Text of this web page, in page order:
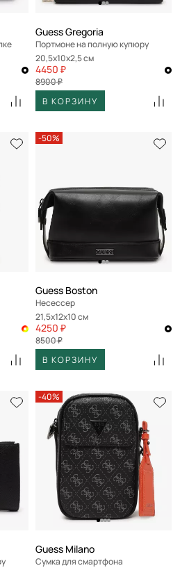
Guess Gregoria
Портмоне на полную купюру
20,5x10x2,5 см
4450 ₽
8900 ₽
В КОРЗИНУ
-50%
Guess Boston
Несессер
21,5x12x10 см
4250 ₽
8500 ₽
В КОРЗИНУ
-40%
Guess Milano
Сумка для смартфона